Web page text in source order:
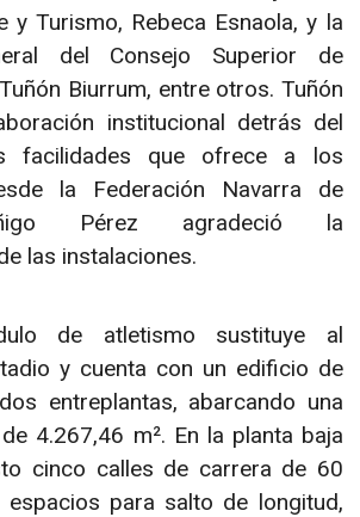
y Turismo, Rebeca Esnaola, y la
del Consejo Superior de
Biurrum, entre otros. Tuñón
institucional detrás del
facilidades que ofrece a los
la Federación Navarra de
Pérez agradeció la
las instalaciones.
de atletismo sustituye al
y cuenta con un edificio de
entreplantas, abarcando una
4.267,46 m². En la planta baja
cinco calles de carrera de 60
para salto de longitud,